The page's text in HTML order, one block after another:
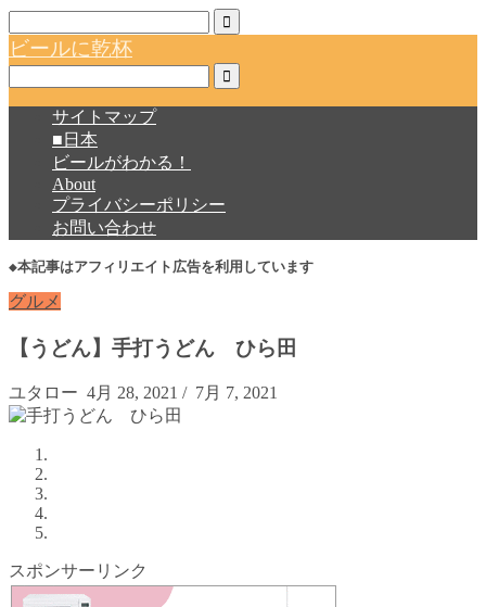
ビールに乾杯
サイトマップ
■日本
ビールがわかる！
About
プライバシーポリシー
お問い合わせ
◆本記事はアフィリエイト広告を利用しています
グルメ
【うどん】手打うどん ひら田
ユタロー 4月 28, 2021 / 7月 7, 2021
スポンサーリンク